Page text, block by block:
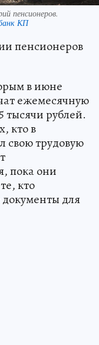
пенсионеров.
КП
пенсионеров
в июне
ежемесячную
тысячи рублей.
кто в
свою трудовую
пока они
кто
для